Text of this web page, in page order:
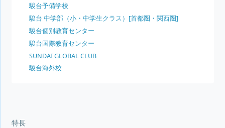
駿台予備学校
駿台 中学部（小・中学生クラス）[首都圏・関西圏]
駿台個別教育センター
駿台国際教育センター
SUNDAI GLOBAL CLUB
駿台海外校
特長